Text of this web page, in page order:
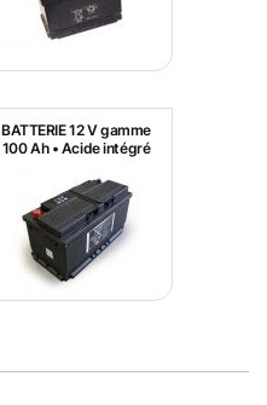
BATTERIE 12 V gamme
100 Ah • Acide intégré